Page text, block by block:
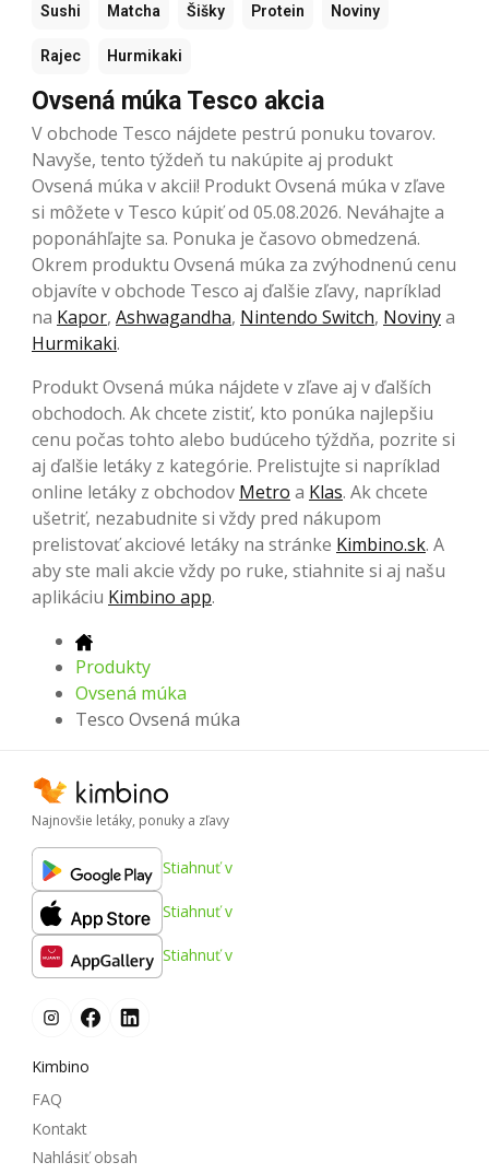
Sushi Matcha Šišky Protein Noviny
Rajec Hurmikaki
Ovsená múka Tesco akcia
V obchode Tesco nájdete pestrú ponuku tovarov.
Navyše, tento týždeň tu nakúpite aj produkt
Ovsená múka v akcii! Produkt Ovsená múka v zľave
si môžete v Tesco kúpiť od 05.08.2026. Neváhajte a
poponáhľajte sa. Ponuka je časovo obmedzená.
Okrem produktu Ovsená múka za zvýhodnenú cenu
objavíte v obchode Tesco aj ďalšie zľavy, napríklad
na Kapor, Ashwagandha, Nintendo Switch, Novinya
Hurmikaki.
Produkt Ovsená múka nájdete v zľave aj v ďalších
obchodoch. Ak chcete zistiť, kto ponúka najlepšiu
cenu počas tohto alebo budúceho týždňa, pozrite si
aj ďalšie letáky z kategórie. Prelistujte si napríklad
online letáky z obchodov Metro a Klas. Ak chcete
ušetriť, nezabudnite si vždy pred nákupom
prelistovať akciové letáky na stránke Kimbino.sk. A
aby ste mali akcie vždy po ruke, stiahnite si aj našu
aplikáciu Kimbino app.
Produkty
Ovsená múka
Tesco Ovsená múka
Najnovšie letáky, ponuky a zľavy
Stiahnuť v
Stiahnuť v
Stiahnuť v
Kimbino
FAQ
Kontakt
Nahlásiť obsah